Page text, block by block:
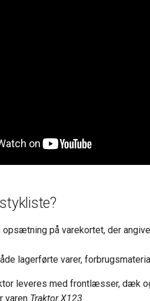
på varekortet, der
lagerførte varer,
leveres med frontlæsser, dæk
varen Traktor X123.